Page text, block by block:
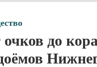
до